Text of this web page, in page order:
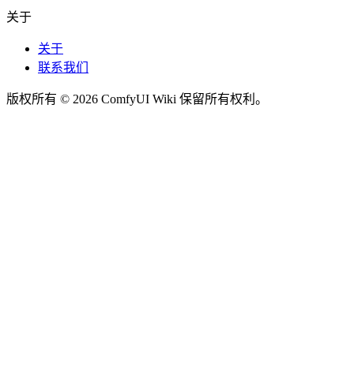
关于
关于
联系我们
版权所有 © 2026 ComfyUI Wiki 保留所有权利。